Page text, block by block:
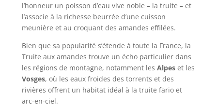
l’honneur un poisson d’eau vive noble – la truite – et
l’associe à la richesse beurrée d’une cuisson
meunière et au croquant des amandes effilées.
Bien que sa popularité s’étende à toute la France, la
Truite aux amandes trouve un écho particulier dans
les régions de montagne, notamment les Alpeset les
Vosges, où les eaux froides des torrents et des
rivières offrent un habitat idéal à la truite fario et
arc-en-ciel.